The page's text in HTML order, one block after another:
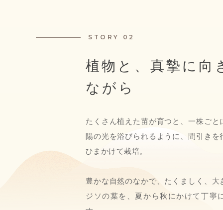
STORY 02
植物と、真摯に向
ながら
たくさん植えた苗が育つと、一株ごと
陽の光を浴びられるように、間引きを
ひまかけて栽培。
豊かな自然のなかで、たくましく、大
ジソの葉を、夏から秋にかけて丁寧